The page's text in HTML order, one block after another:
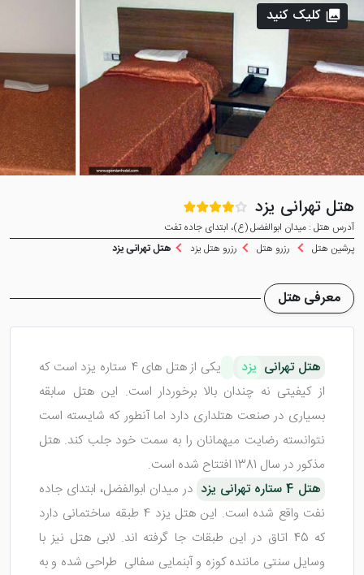
هتل تهرانی یزد
آدرس هتل : میدان ابوالفضل (ع)، ابتدای جاده تفت
پرشین هتل
رزرو هتل رزرو هتل یزد هتل تهرانی یزد
کلیک کنید
معرفی هتل
هتل تهرانی یزد
یکی از هتل های 4 ستاره یزد است که
از کیفیتی نه چندان بالا برخوردار است. این هتل سابقه
بسیاری در صنعت هتلداری دارد اما آنطور که شایسته است
نتوانسته رضایت میهمانان را به سمت خود جلب کند. هتل
مذکور در سال 1381 افتتاح شده است.
هتل 4 ستاره تهرانی یزد
در میدان ابوالفضل، ابتدای جاده
نفت واقع شده است. این هتل یزد 4 طبقه ساختمانی دارد
که 45 اتاق در این طبقات جا گرفته اند. لابی هتل نیز با
وسایل سنتی ماننده کوزه و آبنمایی سفالی طراحی شده و به